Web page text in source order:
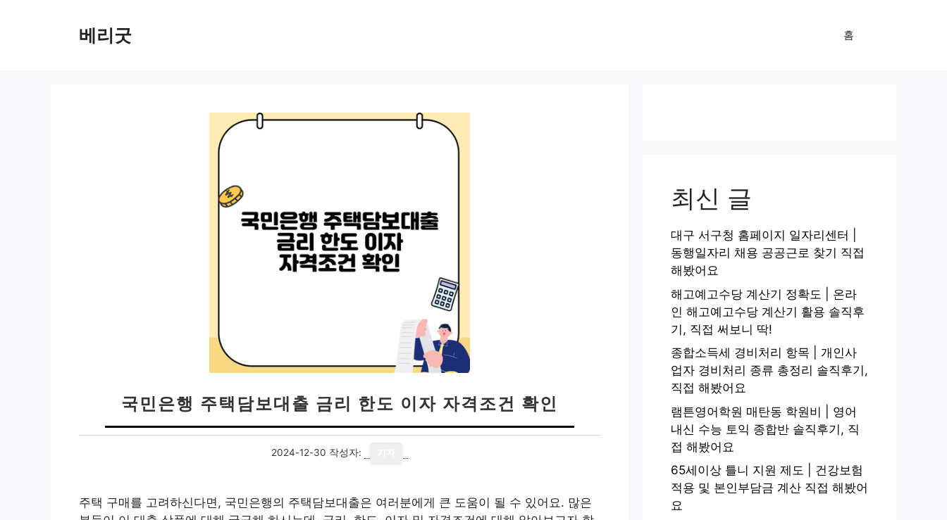
베리굿 홈
국민은행 주택담보대출 금리 한도 이자 자격조건 확인
2024-12-30 작성자:
주택 구매를 고려하신다면, 국민은행의 주택담보대출은 여러분에게 큰 도움이 될 수 있어요. 많은
최신 글
대구 서구청 홈페이지 일자리센터 |
동행일자리 채용 공공근로 찾기 직접
해봤어요
해고예고수당 계산기 정확도 | 온라
인 해고예고수당 계산기 활용 솔직후
기, 직접 써보니 딱!
종합소득세 경비처리 항목 | 개인사
업자 경비처리 종류 총정리 솔직후기,
직접 해봤어요
램튼영어학원 매탄동 학원비 | 영어
내신 수능 토익 종합반 솔직후기, 직
접 해봤어요
65세이상 틀니 지원 제도 | 건강보험
적용 및 본인부담금 계산 직접 해봤어
요